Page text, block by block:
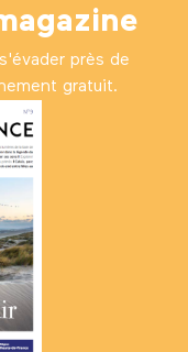
près de
gratuit.